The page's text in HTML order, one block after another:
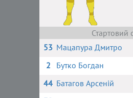
Стартовий
53 Мацапура Дмитро
2
Бутко Богдан
44 Батагов Арсеній